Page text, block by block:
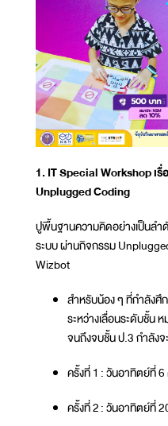
1. IT Special Workshop เ
Unplugged Coding
ปูพื้นฐานความคิดอย่างเป็นล
ระบบ ผ่านกิจกรรม
Wizbot
สำหรับน้อง ๆ ที่กำลังศึ
ระหว่างเลื่อนระดับชั้น
จนถึงจบชั้น ป.3 กำลัง
ครั้งที่ 1 : วันอาทิตย์ที่
ครั้งที่ 2 : วันอาทิตย์ที่